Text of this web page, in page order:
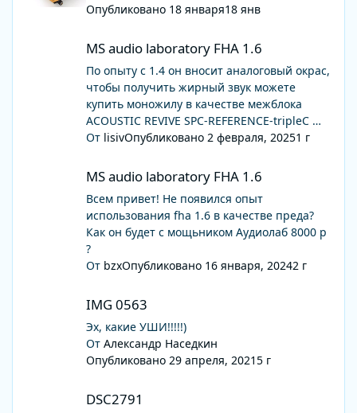
Опубликовано 18 января18 янв
MS audio laboratory FHA 1.6
По опыту с 1.4 он вносит аналоговый окрас,
чтобы получить жирный звук можете
купить моножилу в качестве межблока
ACOUSTIC REVIVE SPC-REFERENCE-tripleC
межблоков досаточно
От lisivОпубликовано 2 февраля, 20251 г
MS audio laboratory FHA 1.6
Всем привет! Не появился опыт
использования fha 1.6 в качестве преда?
Как он будет с мощьником Аудиолаб 8000 р
?
От bzxОпубликовано 16 января, 20242 г
IMG 0563
Эх, какие УШИ!!!!!)
От Александр Наседкин
Опубликовано 29 апреля, 20215 г
DSC2791